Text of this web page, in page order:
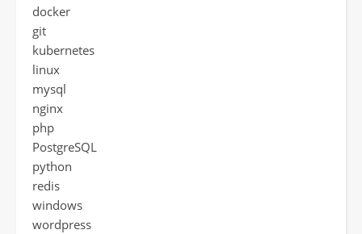
docker
git
kubernetes
linux
mysql
nginx
php
PostgreSQL
python
redis
windows
wordpress